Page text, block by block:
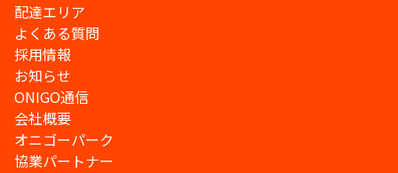
配達エリア
よくある質問
採用情報
お知らせ
ONIGO通信
会社概要
オニゴーパーク
協業パートナー